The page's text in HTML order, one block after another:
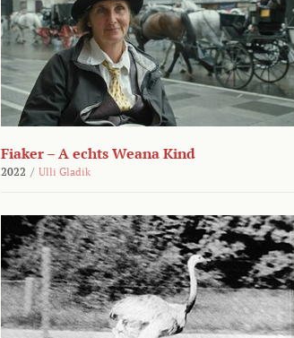
Fiaker – A echts Weana Kind
2022 / Ulli Gladik